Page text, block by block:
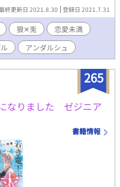
終更新日 2021.8.30 登録日 2021.7.31
狼✕兎
恋愛未満
アンダルシュ
265
なりました ゼジニア
書籍情報